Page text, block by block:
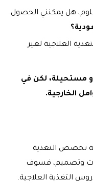
هل يمكنني الحصول
العلاجية لغير
مستحيلة، لكن في
الخارجية.
تخصص التغذية
وتصميم، فسوف
التغذية العلاجية.